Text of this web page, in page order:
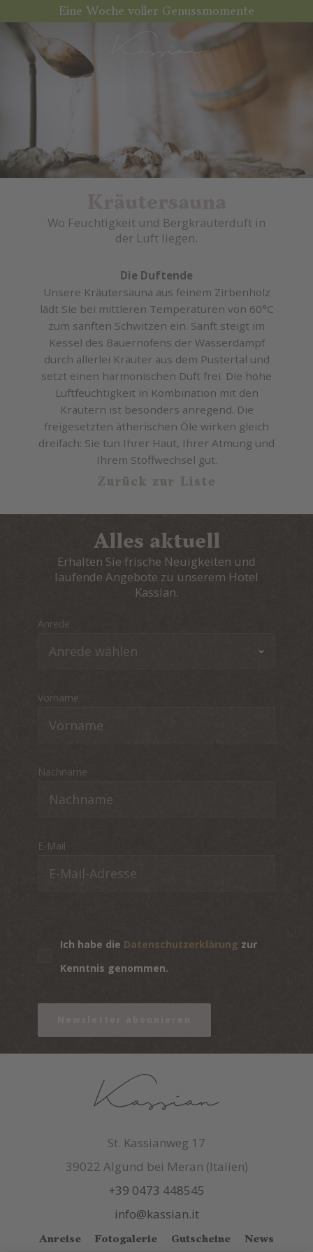
Eine Woche voller Genussmomente
Wo Feuchtigkeit und Bergkräuterduft in
der Luft liegen.
Die Duftende
Unsere Kräutersauna aus feinem Zirbenholz
lädt Sie bei mittleren Temperaturen von 60°C
zum sanften Schwitzen ein. Sanft steigt im
Kessel des Bauernofens der Wasserdampf
durch allerlei Kräuter aus dem Pustertal und
setzt einen harmonischen Duft frei. Die hohe
Luftfeuchtigkeit in Kombination mit den
Kräutern ist besonders anregend. Die
freigesetzten ätherischen Öle wirken gleich
dreifach: Sie tun Ihrer Haut, Ihrer Atmung und
Ihrem Stoffwechsel gut.
Zurück zur Liste
Alles aktuell
Erhalten Sie frische Neuigkeiten und
laufende Angebote zu unserem Hotel
Kassian.
Anrede
Vorname
Nachname
E-Mail
Ich habe die Datenschutzerklärung zur
Kenntnis genommen.
St. Kassianweg 17
39022 Algund bei Meran (Italien)
+39 0473 448545
info@kassian.it
Anreise Fotogalerie Gutscheine News